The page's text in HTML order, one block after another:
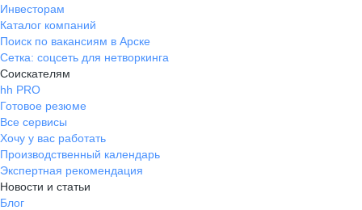
Инвесторам
Каталог компаний
Поиск по вакансиям в Арске
Сетка: соцсеть для нетворкинга
Соискателям
hh PRO
Готовое резюме
Все сервисы
Хочу у вас работать
Производственный календарь
Экспертная рекомендация
Новости и статьи
Блог